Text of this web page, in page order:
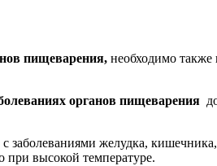
пищеварения, необходимо также
органов пищеварения
желудка,
при высокой температуре.